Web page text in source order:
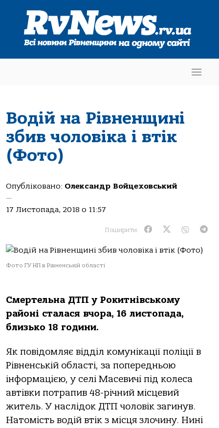
Водій на Рівненщині
збив чоловіка і втік
(Фото)
Опубліковано: Олександр Войцеховський
—
17 Листопада, 2018 о 11:57
Поширити:
Фото ГУ НП в Рівненській області
Смертельна ДТП у Рокитнівському
районі сталася вчора, 16 листопада,
близько 18 години.
Як повідомляє відділ комунікації поліції в
Рівненській області, за попередньою
інформацією, у селі Масевичі під колеса
автівки потрапив 48-річний місцевий
житель. У наслідок ДТП чоловік загинув.
Натомість водій втік з місця злочину. Нині